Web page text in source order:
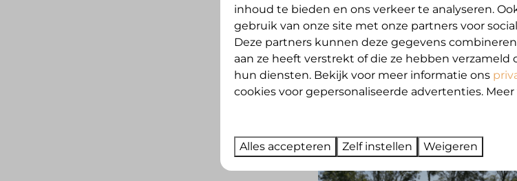
inhoud te bieden en ons verkeer te analyseren.
gebruik van onze site met onze partners voor
Deze partners kunnen deze gegevens
aan ze heeft verstrekt of die ze hebben verzameld
hun diensten. Bekijk voor meer informatie ons
cookies voor gepersonaliseerde advertenties.
Alles accepteren Zelf instellen Weigeren